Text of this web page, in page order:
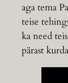
aga tema
teise
ka need
pärast